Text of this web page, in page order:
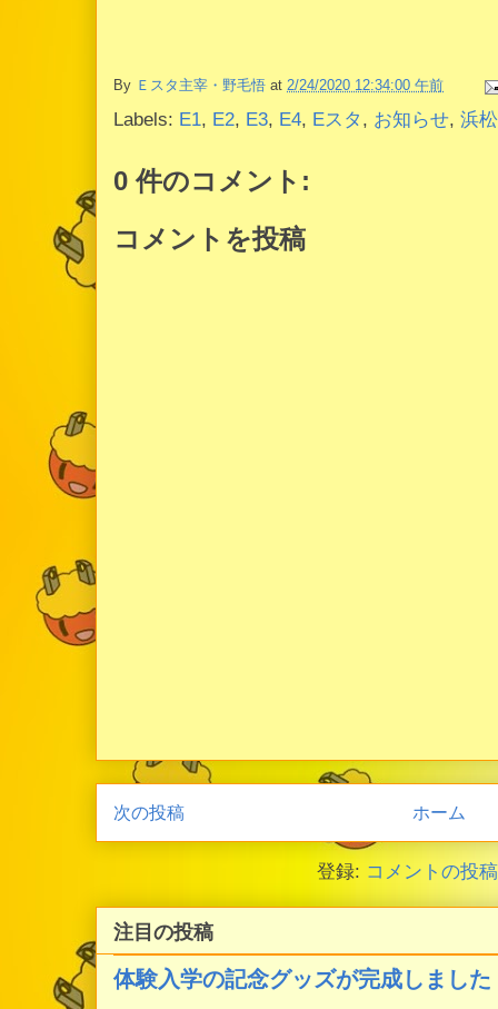
By Ｅスタ主宰・野毛悟 at 2/24/2020 12:34:00 午前
Labels: E1, E2, E3, E4, Eスタ , お知らせ, 浜
0 件のコメント:
コメントを投稿
次の投稿 ホーム
登録: コメントの投
注目の投稿
体験入学の記念グッズが完成しました